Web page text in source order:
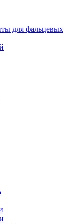
для фальцевых